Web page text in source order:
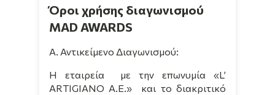
Όροι χρήσης διαγωνισμού
MAD AWARDS
Α. Αντικείμενο Διαγωνισμού:
Η εταιρεία
με την επωνυμία «L’
ARTIGIANO A.E.»
και το διακριτικό